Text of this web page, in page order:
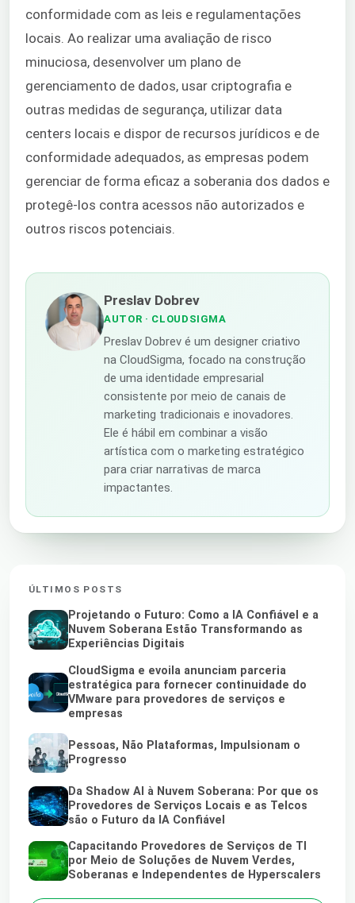
conformidade com as leis e regulamentações
locais. Ao realizar uma avaliação de risco
minuciosa, desenvolver um plano de
gerenciamento de dados, usar criptografia e
outras medidas de segurança, utilizar data
centers locais e dispor de recursos jurídicos e de
conformidade adequados, as empresas podem
gerenciar de forma eficaz a soberania dos dados e
protegê-los contra acessos não autorizados e
outros riscos potenciais.
Preslav Dobrev
AUTOR · CLOUDSIGMA
Preslav Dobrev é um designer criativo
na CloudSigma, focado na construção
de uma identidade empresarial
consistente por meio de canais de
marketing tradicionais e inovadores.
Ele é hábil em combinar a visão
artística com o marketing estratégico
para criar narrativas de marca
impactantes.
ÚLTIMOS POSTS
Projetando o Futuro: Como a IA Confiável e a
Nuvem Soberana Estão Transformando as
Experiências Digitais
CloudSigma e evoila anunciam parceria
estratégica para fornecer continuidade do
VMware para provedores de serviços e
empresas
Pessoas, Não Plataformas, Impulsionam o
Progresso
Da Shadow AI à Nuvem Soberana: Por que os
Provedores de Serviços Locais e as Telcos
são o Futuro da IA Confiável
Capacitando Provedores de Serviços de TI
por Meio de Soluções de Nuvem Verdes,
Soberanas e Independentes de Hyperscalers